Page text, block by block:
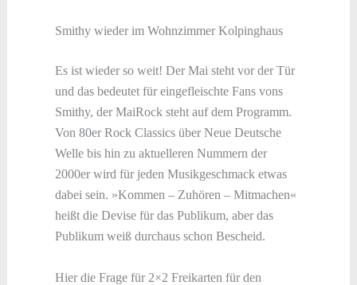
Smithy wieder im Wohnzimmer Kolpinghaus
Es ist wieder so weit! Der Mai steht vor der Tür
und das bedeutet für eingefleischte Fans vons
Smithy, der MaiRock steht auf dem Programm.
Von 80er Rock Classics über Neue Deutsche
Welle bis hin zu aktuelleren Nummern der
2000er wird für jeden Musikgeschmack etwas
dabei sein. »Kommen – Zuhören – Mitmachen«
heißt die Devise für das Publikum, aber das
Publikum weiß durchaus schon Bescheid.
Hier die Frage für 2×2 Freikarten für den